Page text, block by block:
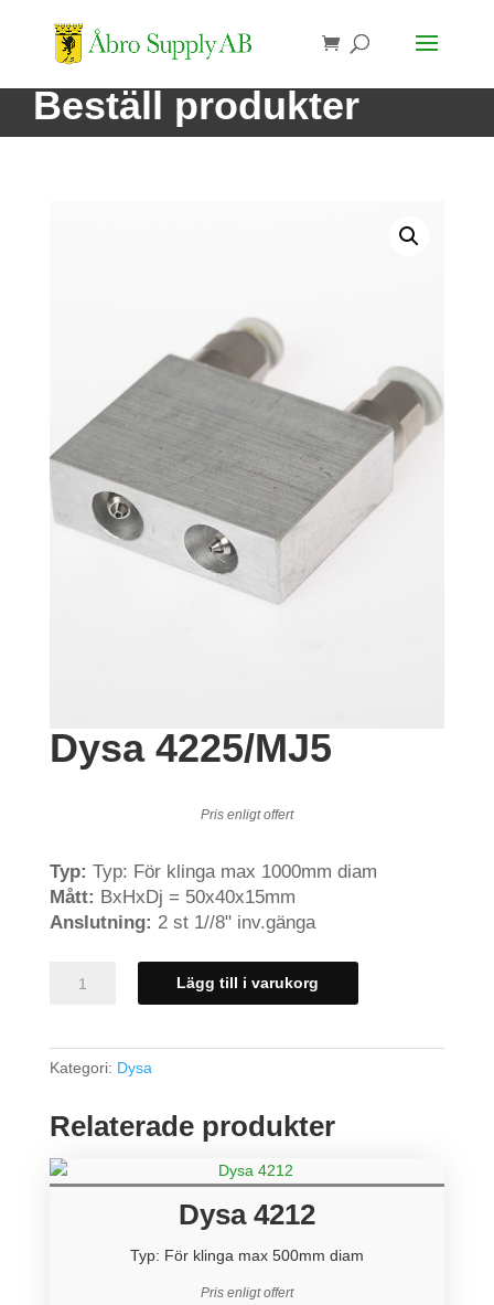
Beställ produkter
Dysa 4225/MJ5
Pris enligt offert
Typ: Typ: För klinga max 1000mm diam
Mått: BxHxDj = 50x40x15mm
Anslutning: 2 st 1//8" inv.gänga
Lägg till i varukorg
Kategori: Dysa
Relaterade produkter
Dysa 4212
Typ: För klinga max 500mm diam
Pris enligt offert